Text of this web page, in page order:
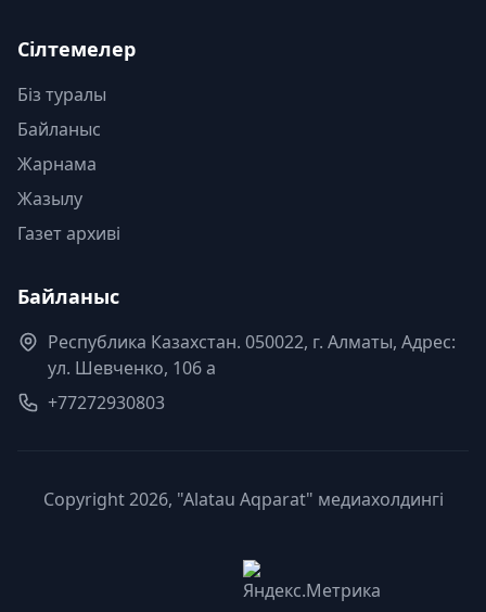
Сілтемелер
Біз туралы
Байланыс
Жарнама
Жазылу
Газет архиві
Байланыс
Республика Казахстан. 050022, г. Алматы, Адрес:
ул. Шевченко, 106 а
+77272930803
Copyright 2026, "Alatau Aqparat" медиахолдингі